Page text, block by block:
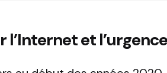
l’Internet et